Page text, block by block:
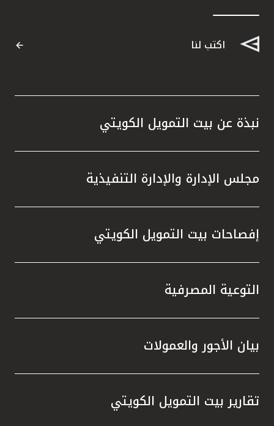
اكتب لنا
نبذة عن بيت التمويل الكويتي
مجلس الإدارة والإدارة التنفيذية
إفصاحات بيت التمويل الكويتي
التوعية المصرفية
بيان الأجور والعمولات
تقارير بيت التمويل الكويتي